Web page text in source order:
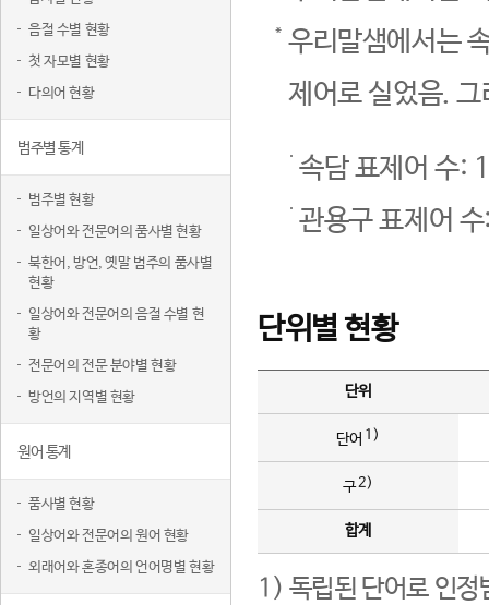
음절 수별 현황
첫 자모별 현황
다의어 현황
범주별 통계
범주별 현황
일상어와 전문어의 품사별 현황
북한어, 방언, 옛말 범주의 품사별
현황
일상어와 전문어의 음절 수별 현
황
전문어의 전문 분야별 현황
방언의 지역별 현황
원어 통계
품사별 현황
일상어와 전문어의 원어 현황
외래어와 혼종어의 언어명별 현황
우리말샘에서는
제어로 실었음.
속담 표제어 수:
관용구 표제어
단위별 현황
단위
단어 1)
구2)
합계
1) 독립된 단어로 인정